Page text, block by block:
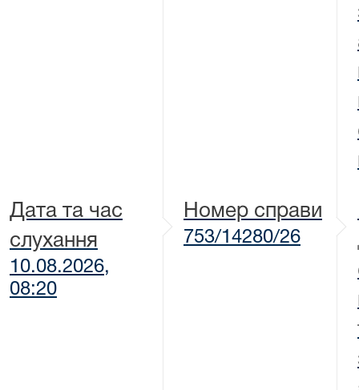
Дата та час
слухання
10.08.2026,
08:20
Номер справи
753/14280/26